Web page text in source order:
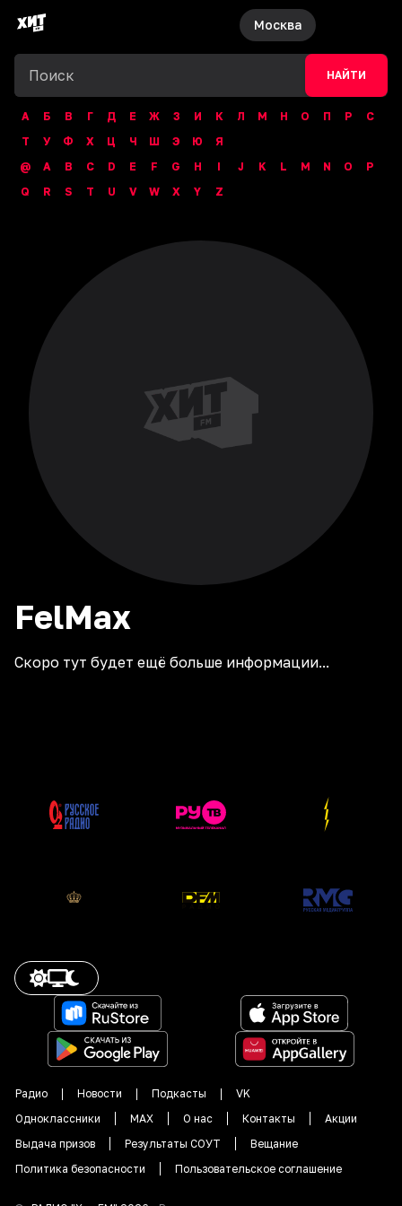
Москва
НАЙТИ
А Б В Г Д Е Ж З И К Л М Н О П Р
С
Т
У Ф Х Ц Ч Ш Э Ю
Я
@
A B C D E F G H I J K L M N O
P
Q
R S T U V W X Y Z
FelMax
Скоро тут будет ещё больше информации...
Радио Новости Подкасты
VK
Одноклассники
MAX О нас Контакты
Акции
Выдача призов
Результаты СОУТ
Вещание
Политика безопасности
Пользовательское соглашение